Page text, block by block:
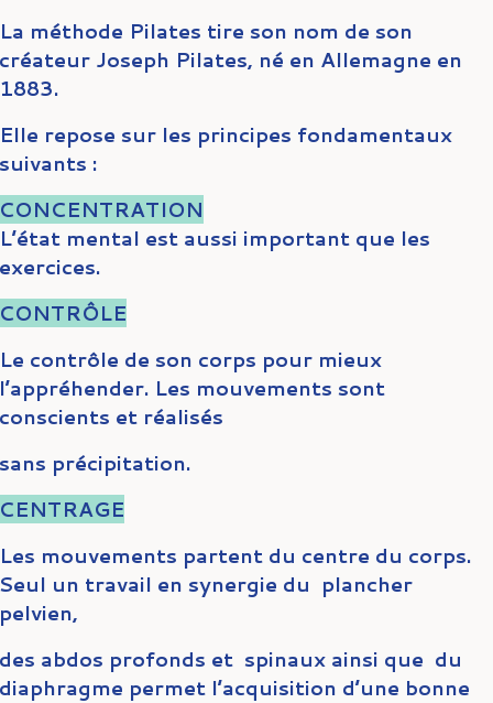
méthode Pilates tire son nom de son
Joseph Pilates, né en Allemagne en
repose sur les principes fondamentaux
:
mental est aussi important que les
contrôle de son corps pour mieux
Les mouvements sont
et réalisés
précipitation.
mouvements partent du centre du corps.
un travail en synergie du plancher
abdos profonds et spinaux ainsi que du
permet l’acquisition d’une bonne